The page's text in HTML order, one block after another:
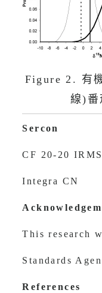
Figure 2. 有
線)番
Sercon
CF 20-20 IRMS
Integra CN
This research
Standards
References